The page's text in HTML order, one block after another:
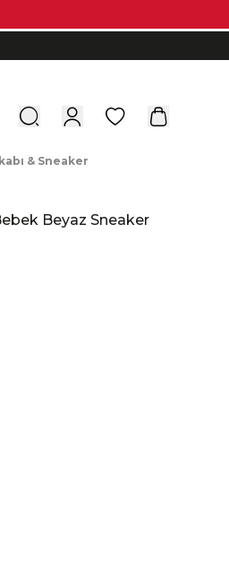
0
& Sneaker
Beyaz Sneaker